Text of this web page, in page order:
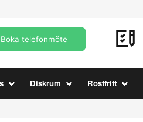
Boka telefonmöte
Diskrum Rostfritt